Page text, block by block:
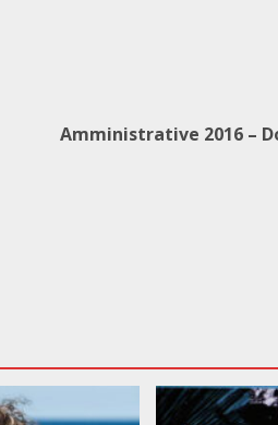
Amministrative 2016 –